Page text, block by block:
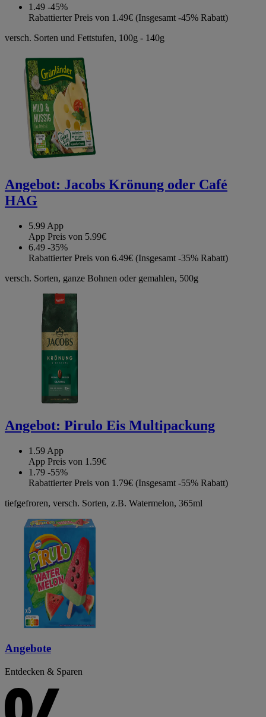
1.49 -45%
Rabattierter Preis von 1.49€ (Insgesamt -45% Rabatt)
versch. Sorten und Fettstufen, 100g - 140g
Angebot: Jacobs Krönung oder Café
HAG
5.99 App
App Preis von 5.99€
6.49 -35%
Rabattierter Preis von 6.49€ (Insgesamt -35% Rabatt)
versch. Sorten, ganze Bohnen oder gemahlen, 500g
Angebot: Pirulo Eis Multipackung
1.59 App
App Preis von 1.59€
1.79 -55%
Rabattierter Preis von 1.79€ (Insgesamt -55% Rabatt)
tiefgefroren, versch. Sorten, z.B. Watermelon, 365ml
Angebote
Entdecken & Sparen